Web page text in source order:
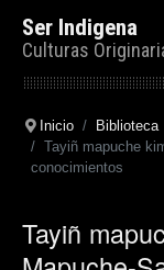
Ser Indigena
Culturas
Inicio Biblioteca
Tayiñ mapuche
conocimientos
Tayiñ